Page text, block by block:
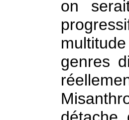
on
genres